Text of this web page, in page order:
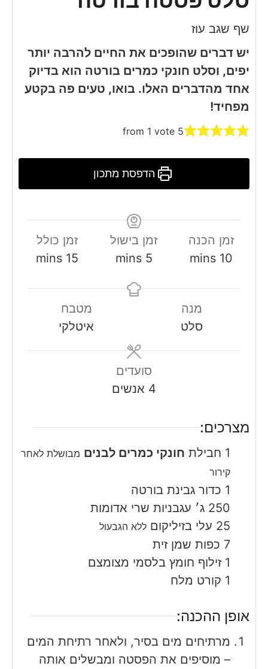
שף שגב עוז
יש דברים שהופכים את החיים להרבה יותר
יפים, וסלט חונקי כמרים בורטה הוא בדיוק
אחד מהדברים האלו. בואו, טעים פה בקטע
מפחיד!
5
הדפסת מתכון
זמן הכנה
10
minutes
mins
זמן בישול
5
minutes
mins
זמן כולל
15
minutes
mins
מנה
סלט
מטבח
איטלקי
סועדים
4 אנשים
מצרכים:
1 חבילת חונקי כמרים לבנים מבושלת לאחר
קירור
1 כדור גבינת בורטה
250 ג׳ עגבניות שרי אדומות
25 עלי בזיליקום ללא הגבעול
7 כפות שמן זית
1 זילוף חומץ בלסמי מצומצם
1 קורט מלח
אופן ההכנה:
מרתיחים מים בסיר, ולאחר רתיחת המים
– מוסיפים את הפסטה ומבשלים אותה